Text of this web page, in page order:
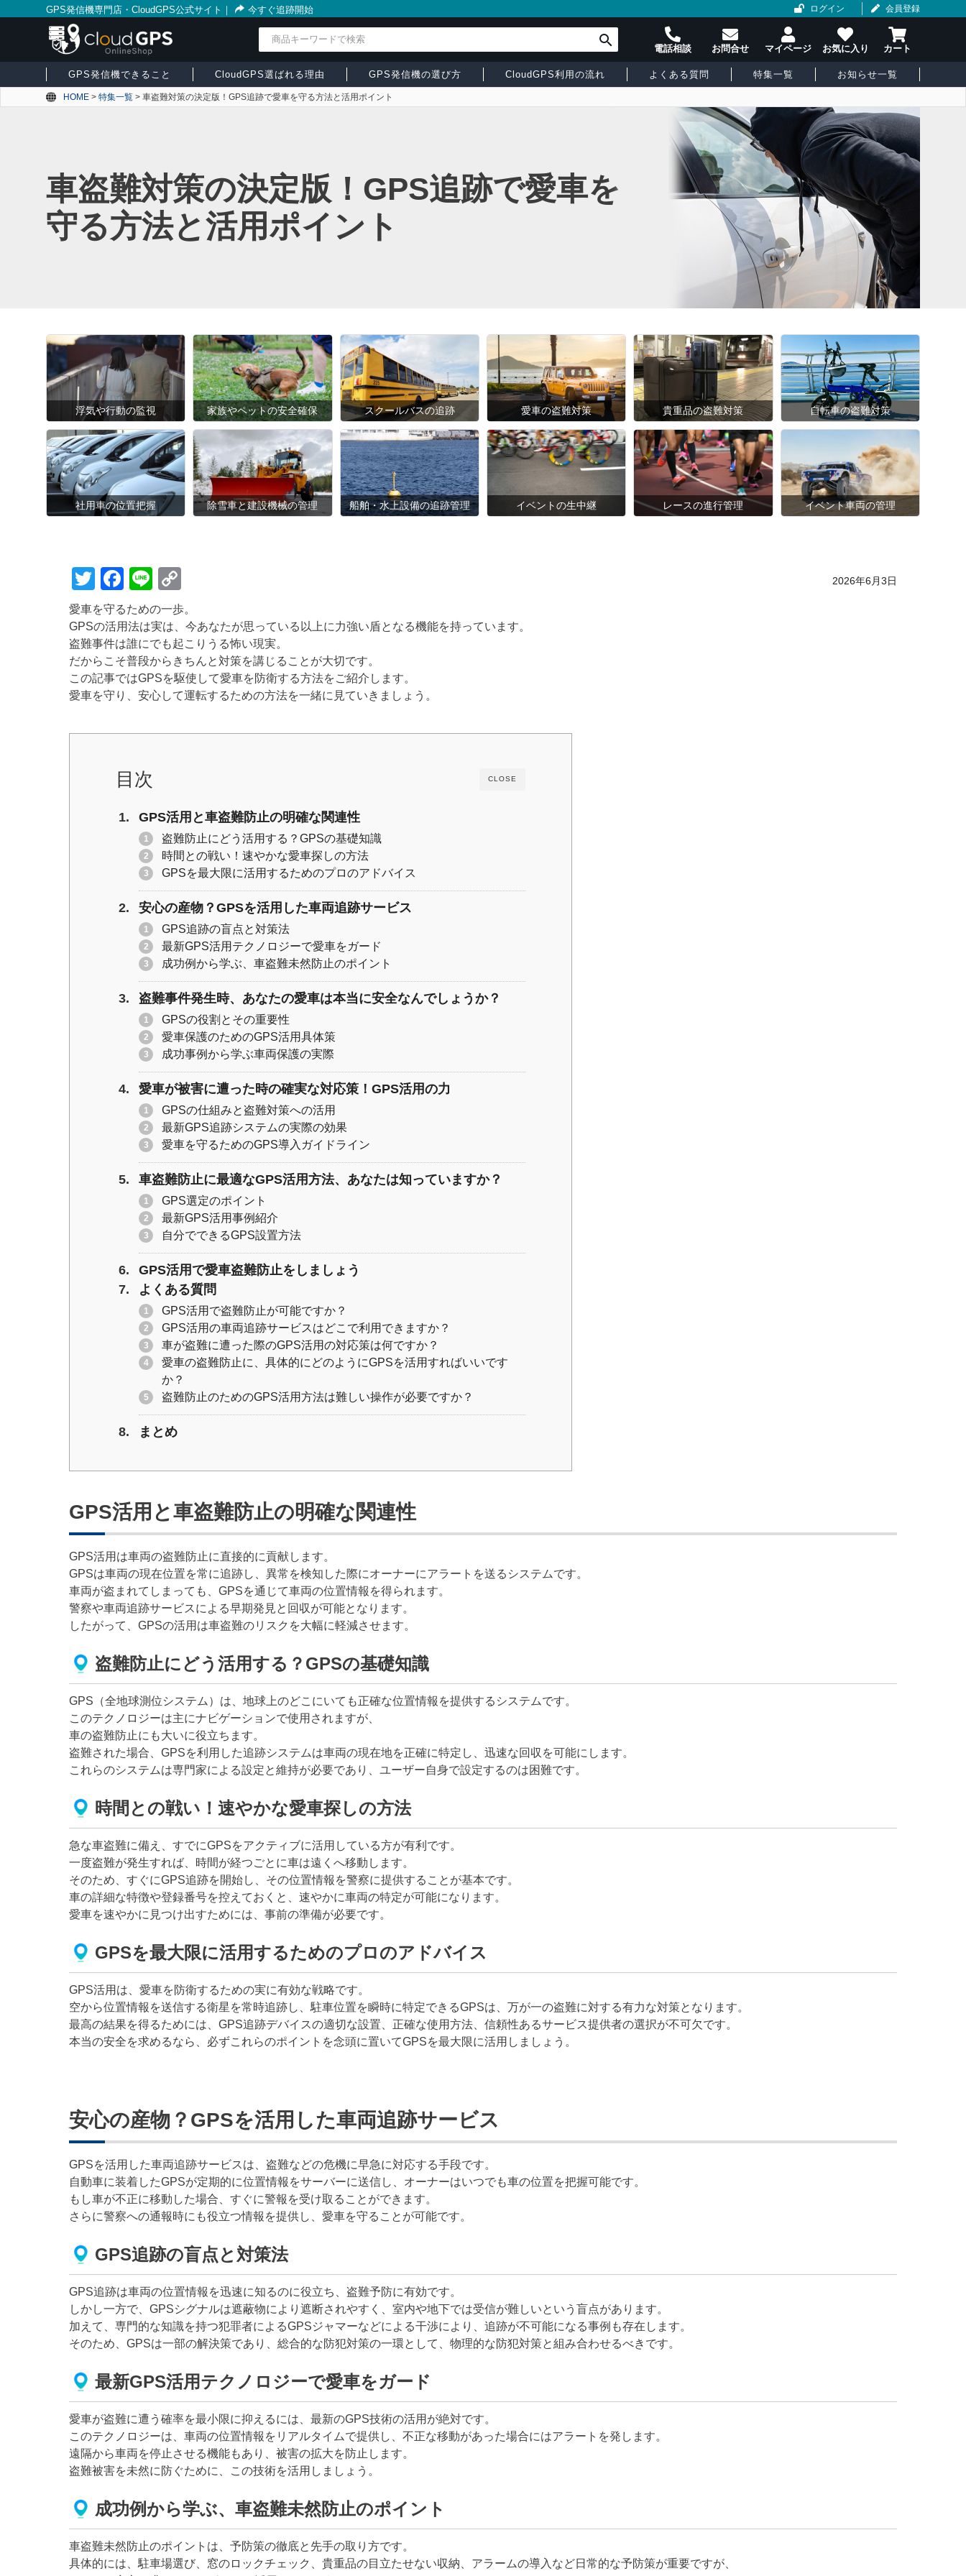
GPS発信機専門店・CloudGPS公式サイト ｜ 今すぐ追跡開始 ログイン 会員登録
GPS発信機できること CloudGPS選ばれる理由 GPS発信機の選び方 CloudGPS利用の流れ よくある質問 特集一覧 お知らせ一覧
HOME > 特集一覧 > 車盗難対策の決定版！GPS追跡で愛車を守る方法と活用ポイント
車盗難対策の決定版！GPS追跡で愛車を
守る方法と活用ポイント
浮気や行動の監視 家族やペットの安全確保 スクールバスの追跡 愛車の盗難対策 貴重品の盗難対策 自転車の盗難対策
社用車の位置把握 除雪車と建設機械の管理 船舶・水上設備の追跡管理 イベントの生中継 レースの進行管理 イベント車両の管理
2026年6月3日
T
wi
tt
er
F
a
c
e
b
o
k
Li
n
e
o
p
y
Li
n
愛車を守るための一歩。
GPSの活用法は実は、今あなたが思っている以上に力強い盾となる機能を持っています。
盗難事件は誰にでも起こりうる怖い現実。
だからこそ普段からきちんと対策を講じることが大切です。
この記事ではGPSを駆使して愛車を防衛する方法をご紹介します。
愛車を守り、安心して運転するための方法を一緒に見ていきましょう。
CLOSE
目次
GPS活用と車盗難防止の明確な関連性
盗難防止にどう活用する？GPSの基礎知識
時間との戦い！速やかな愛車探しの方法
GPSを最大限に活用するためのプロのアドバイス
安心の産物？GPSを活用した車両追跡サービス
GPS追跡の盲点と対策法
最新GPS活用テクノロジーで愛車をガード
成功例から学ぶ、車盗難未然防止のポイント
盗難事件発生時、あなたの愛車は本当に安全なんでしょうか？
GPSの役割とその重要性
愛車保護のためのGPS活用具体策
成功事例から学ぶ車両保護の実際
愛車が被害に遭った時の確実な対応策！GPS活用の力
GPSの仕組みと盗難対策への活用
最新GPS追跡システムの実際の効果
愛車を守るためのGPS導入ガイドライン
車盗難防止に最適なGPS活用方法、あなたは知っていますか？
GPS選定のポイント
最新GPS活用事例紹介
自分でできるGPS設置方法
GPS活用で愛車盗難防止をしましょう
よくある質問
GPS活用で盗難防止が可能ですか？
GPS活用の車両追跡サービスはどこで利用できますか？
車が盗難に遭った際のGPS活用の対応策は何ですか？
愛車の盗難防止に、具体的にどのようにGPSを活用すればいいです
か？
盗難防止のためのGPS活用方法は難しい操作が必要ですか？
まとめ
GPS活用と車盗難防止の明確な関連性
GPS活用は車両の盗難防止に直接的に貢献します。
GPSは車両の現在位置を常に追跡し、異常を検知した際にオーナーにアラートを送るシステムです。
車両が盗まれてしまっても、GPSを通じて車両の位置情報を得られます。
警察や車両追跡サービスによる早期発見と回収が可能となります。
したがって、GPSの活用は車盗難のリスクを大幅に軽減させます。
盗難防止にどう活用する？GPSの基礎知識
GPS（全地球測位システム）は、地球上のどこにいても正確な位置情報を提供するシステムです。
このテクノロジーは主にナビゲーションで使用されますが、
車の盗難防止にも大いに役立ちます。
盗難された場合、GPSを利用した追跡システムは車両の現在地を正確に特定し、迅速な回収を可能にします。
これらのシステムは専門家による設定と維持が必要であり、ユーザー自身で設定するのは困難です。
時間との戦い！速やかな愛車探しの方法
急な車盗難に備え、すでにGPSをアクティブに活用している方が有利です。
一度盗難が発生すれば、時間が経つごとに車は遠くへ移動します。
そのため、すぐにGPS追跡を開始し、その位置情報を警察に提供することが基本です。
車の詳細な特徴や登録番号を控えておくと、速やかに車両の特定が可能になります。
愛車を速やかに見つけ出すためには、事前の準備が必要です。
GPSを最大限に活用するためのプロのアドバイス
GPS活用は、愛車を防衛するための実に有効な戦略です。
空から位置情報を送信する衛星を常時追跡し、駐車位置を瞬時に特定できるGPSは、万が一の盗難に対する有力な対策となります。
最高の結果を得るためには、GPS追跡デバイスの適切な設置、正確な使用方法、信頼性あるサービス提供者の選択が不可欠です。
本当の安全を求めるなら、必ずこれらのポイントを念頭に置いてGPSを最大限に活用しましょう。
安心の産物？GPSを活用した車両追跡サービス
GPSを活用した車両追跡サービスは、盗難などの危機に早急に対応する手段です。
自動車に装着したGPSが定期的に位置情報をサーバーに送信し、オーナーはいつでも車の位置を把握可能です。
もし車が不正に移動した場合、すぐに警報を受け取ることができます。
さらに警察への通報時にも役立つ情報を提供し、愛車を守ることが可能です。
GPS追跡の盲点と対策法
GPS追跡は車両の位置情報を迅速に知るのに役立ち、盗難予防に有効です。
しかし一方で、GPSシグナルは遮蔽物により遮断されやすく、室内や地下では受信が難しいという盲点があります。
加えて、専門的な知識を持つ犯罪者によるGPSジャマーなどによる干渉により、追跡が不可能になる事例も存在します。
そのため、GPSは一部の解決策であり、総合的な防犯対策の一環として、物理的な防犯対策と組み合わせるべきです。
最新GPS活用テクノロジーで愛車をガード
愛車が盗難に遭う確率を最小限に抑えるには、最新のGPS技術の活用が絶対です。
このテクノロジーは、車両の位置情報をリアルタイムで提供し、不正な移動があった場合にはアラートを発します。
遠隔から車両を停止させる機能もあり、被害の拡大を防止します。
盗難被害を未然に防ぐために、この技術を活用しましょう。
成功例から学ぶ、車盗難未然防止のポイント
車盗難未然防止のポイントは、予防策の徹底と先手の取り方です。
具体的には、駐車場選び、窓のロックチェック、貴重品の目立たせない収納、アラームの導入など日常的な予防策が重要ですが、